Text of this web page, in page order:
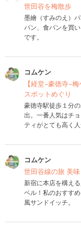
世田谷を梅散歩
墨繪（すみのえ）
パン、食パンを買
です。
コムケン
【経堂−豪徳寺−
スポットめぐり
豪徳寺駅徒歩１分
出。一番人気はチ
ティがとても高く
コムケン
世田谷線の旅 美
新宿に本店を構え
ベル！私のおすす
風サンドイッチ。